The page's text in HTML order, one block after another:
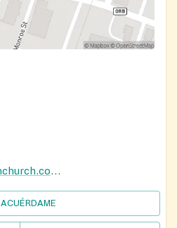
https://bellairechristianchurch.com/
ACUÉRDAME